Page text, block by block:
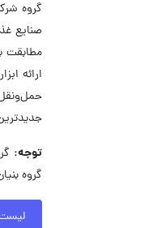
صنایع
مطابقت
ارائه
توجه:
گروه